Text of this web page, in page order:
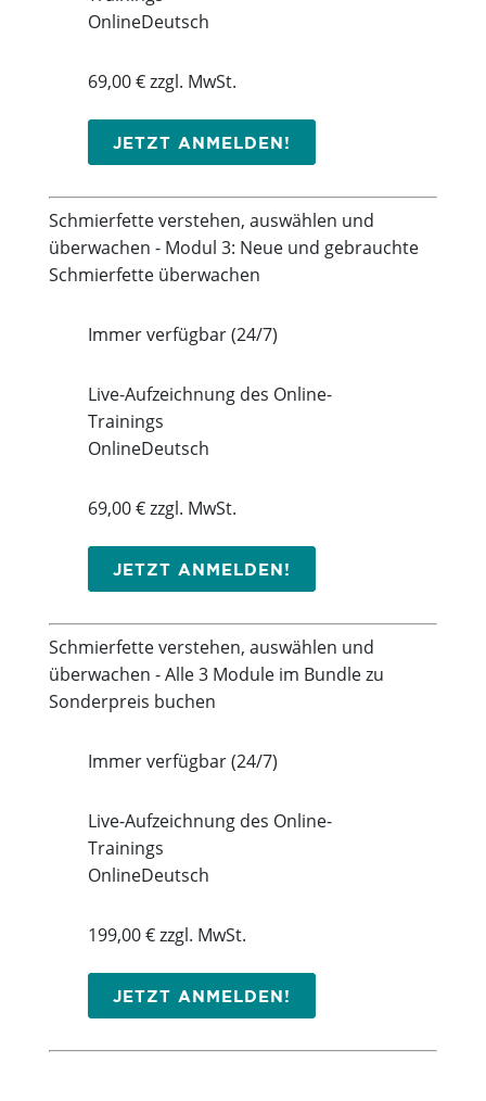
OnlineDeutsch
69,00 € zzgl. MwSt.
JETZT ANMELDEN!
Schmierfette verstehen, auswählen und
überwachen - Modul 3: Neue und gebrauchte
Schmierfette überwachen
Immer verfügbar (24/7)
Live-Aufzeichnung des Online-
Trainings
OnlineDeutsch
69,00 € zzgl. MwSt.
JETZT ANMELDEN!
Schmierfette verstehen, auswählen und
überwachen - Alle 3 Module im Bundle zu
Sonderpreis buchen
Immer verfügbar (24/7)
Live-Aufzeichnung des Online-
Trainings
OnlineDeutsch
199,00 € zzgl. MwSt.
JETZT ANMELDEN!